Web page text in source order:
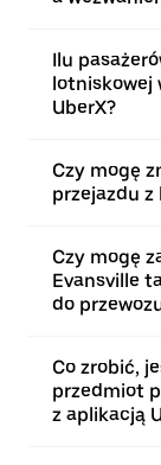
Ilu
lotniskowej
UberX?
Czy mogę
przejazdu z
Czy mogę
Evansville
do
Co zrobić,
przedmiot
z aplikacją